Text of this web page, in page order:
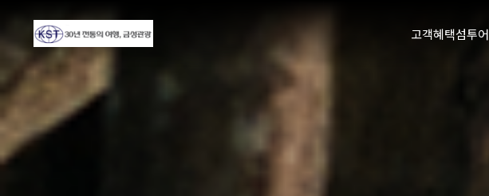
고객혜택섬투어